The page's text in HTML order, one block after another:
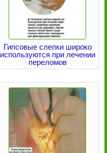
Гипсовые слепки широко
используются при лечении
переломов